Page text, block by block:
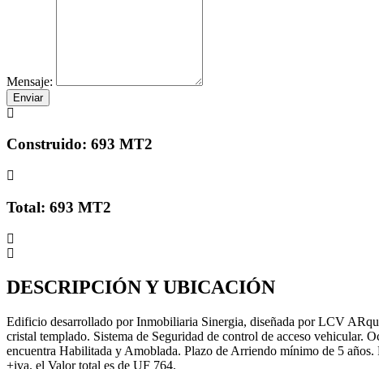
Mensaje:
Enviar
Construido: 693 MT2
Total: 693 MT2
DESCRIPCIÓN Y UBICACIÓN
Edificio desarrollado por Inmobiliaria Sinergia, diseñada por LCV
cristal templado. Sistema de Seguridad de control de acceso vehicular.
encuentra Habilitada y Amoblada. Plazo de Arriendo mínimo de 5
+iva. el Valor total es de UF 764.